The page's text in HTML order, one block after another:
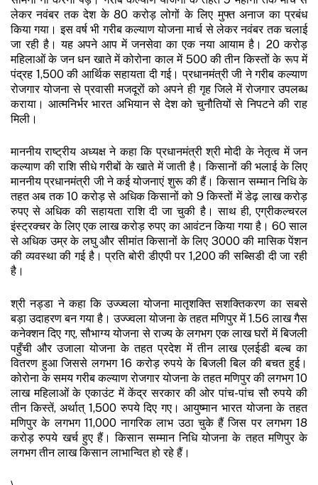
लेकर नवंबर तक देश के 80 करोड़ लोगों के लिए मुफ्त अनाज का प्रबंध
किया गया। इस वर्ष भी गरीब कल्याण योजना मार्च से लेकर नवंबर तक चलाई
जा रही है। यह अपने आप में जनसेवा का एक नया आयाम है। 20 करोड़
महिलाओं के जन धन खाते में कोरोना काल में ₹500 की तीन किस्तों के रूप में
पंद्रह ₹1,500 की आर्थिक सहायता दी गई। प्रधानमंत्री जी ने गरीब कल्याण
रोजगार योजना से प्रवासी मजदूरों को अपने ही गृह जिले में रोजगार उपलब्ध
कराया। आत्मनिर्भर भारत अभियान से देश को चुनौतियों से निपटने की राह
मिली।
माननीय राष्ट्रीय अध्यक्ष ने कहा कि प्रधानमंत्री श्री मोदी के नेतृत्व में जन
कल्याण की राशि सीधे गरीबों के खाते में जाती है। किसानों की भलाई के लिए
माननीय प्रधानमंत्री जी ने कई योजनाएं शुरू की हैं। किसान सम्मान निधि के
तहत अब तक 10 करोड़ से अधिक किसानों को 9 किस्तों में डेढ़ लाख करोड़
रुपए से अधिक की सहायता राशि दी जा चुकी है। साथ ही, एग्रीकल्चरल
इंस्ट्रक्चर के लिए एक लाख करोड़ रुपए का आवंटन किया गया है। 60 साल
से अधिक उम्र के लघु और सीमांत किसानों के लिए ₹3000 की मासिक पेंशन
की व्यवस्था की गई है। प्रति बोरी डीएपी पर ₹1,200 की सब्सिडी दी जा रही
है।
श्री नड्डा ने कहा कि उज्ज्वला योजना मातृशक्ति सशक्तिकरण का सबसे
बड़ा उदाहरण बन गया है। उज्ज्वला योजना के तहत मणिपुर में 1.56 लाख गैस
कनेक्शन दिए गए, सौभाग्य योजना से राज्य के लगभग एक लाख घरों में बिजली
पहुँची और उजाला योजना के तहत प्रदेश में तीन लाख एलईडी बल्ब का
वितरण हुआ जिससे लगभग 16 करोड़ रुपये के बिजली बिल की बचत हुई।
कोरोना के समय गरीब कल्याण रोजगार योजना के तहत मणिपुर की लगभग 10
लाख महिलाओं के एकाउंट में केंद्र सरकार की ओर पांच-पांच सौ रुपये की
तीन किस्तें, अर्थात् 1,500 रुपये दिए गए। आयुष्मान भारत योजना के तहत
मणिपुर के लगभग 11,000 नागरिक लाभ उठा चुके हैं जिस पर लगभग 18
करोड़ रुपये खर्च हुए हैं। किसान सम्मान निधि योजना के तहत मणिपुर के
लगभग तीन लाख किसान लाभान्वित हो रहे हैं।